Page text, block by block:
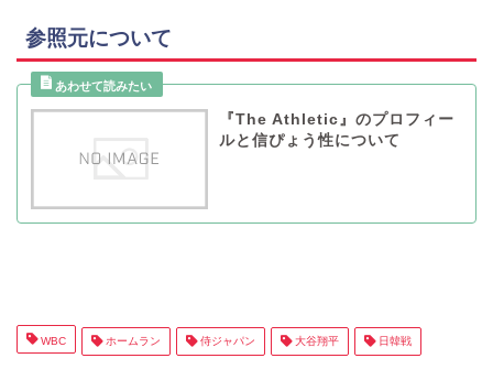
参照元について
『The Athletic』のプロフィー
ルと信ぴょう性について
WBC ホームラン 侍ジャパン 大谷翔平 日韓戦